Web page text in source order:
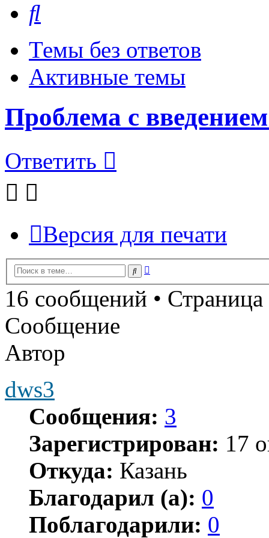
Темы без ответов
Активные темы
Проблема с
Ответить
Версия для печати
Поиск
16 сообщений • Страница
Сообщение
Автор
dws3
Сообщения: 3
Зарегистрирован: 17
Откуда: Казань
Благодарил (а): 0
Поблагодарили: 0